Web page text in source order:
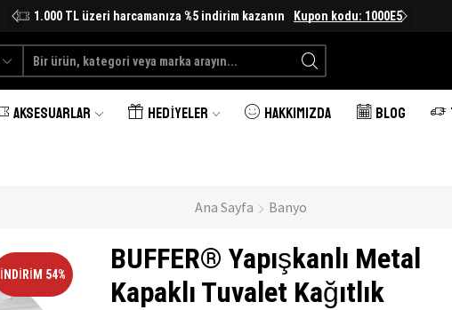
1.000 TL üzeri harcamanıza %5 indirim kazanın Kupon kodu: 1000E5
Search
AKSESUARLAR HEDIYELER HAKKIMIZDA BLOG
Ana Sayfa Banyo
İNDIRIM 54%
BUFFER® Yapışkanlı Metal
Kapaklı Tuvalet Kağıtlık